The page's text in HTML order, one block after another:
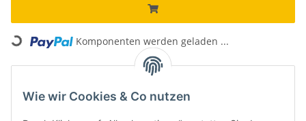
Komponenten werden geladen ...
Kostenloser Versand*
Wie wir Cookies & Co nutzen